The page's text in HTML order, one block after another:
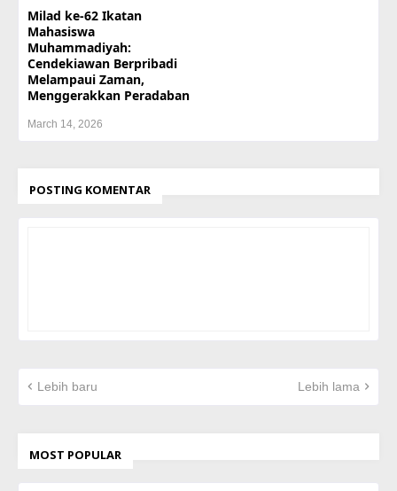
Milad ke-62 Ikatan
Mahasiswa
Muhammadiyah:
Cendekiawan Berpribadi
Melampaui Zaman,
Menggerakkan Peradaban
March 14, 2026
POSTING KOMENTAR
Lebih baru Lebih lama
MOST POPULAR